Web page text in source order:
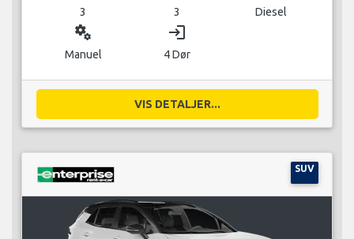
3 3 Diesel
miscellaneous_services
Manuel
login
4 Dør
VIS DETALJER...
SUV